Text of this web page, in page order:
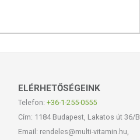
ELÉRHETŐSÉGEINK
Telefon: +36-1-255-0555
Cím: 1184 Budapest, Lakatos út 36/B
Email: rendeles@multi-vitamin.hu,